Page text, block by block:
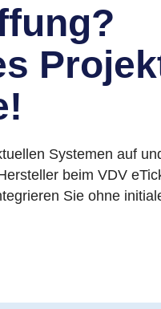
Systemen auf
beim VDV
Sie ohne